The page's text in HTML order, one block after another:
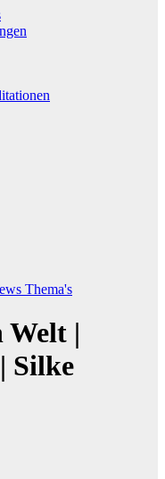
Thema's
Welt |
Silke